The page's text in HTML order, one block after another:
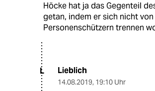
Höcke hat ja das Gegenteil
getan, indem er sich nicht von
Personenschützern trennen
L Lieblich
14.08.2019, 19:10 Uhr